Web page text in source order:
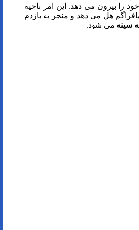
را بیرون می دهد. این امر ناحیه
هل می دهد و منجر به بازدم
سینه می شود.